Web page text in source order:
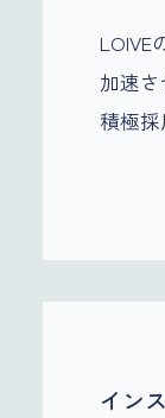
LOIVE
加速さ
積極
イン